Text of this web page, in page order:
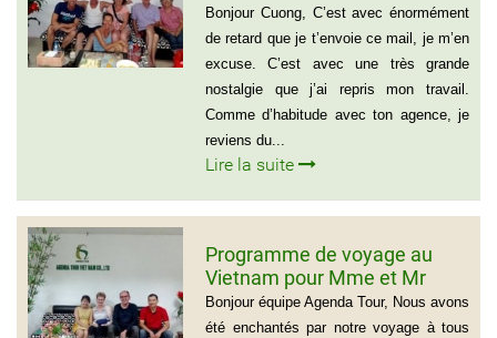
Bonjour Cuong, C’est avec énormément
de retard que je t’envoie ce mail, je m’en
excuse. C’est avec une très grande
nostalgie que j’ai repris mon travail.
Comme d’habitude avec ton agence, je
reviens du...
Lire la suite
Programme de voyage au
Vietnam pour Mme et Mr
BOUVART
Bonjour équipe Agenda Tour, Nous avons
été enchantés par notre voyage à tous